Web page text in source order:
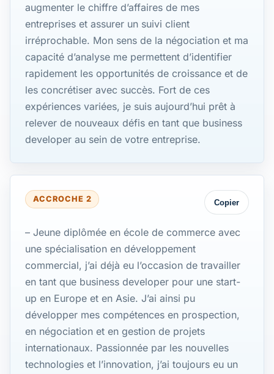
augmenter le chiffre d’affaires de mes
entreprises et assurer un suivi client
irréprochable. Mon sens de la négociation et ma
capacité d’analyse me permettent d’identifier
rapidement les opportunités de croissance et de
les concrétiser avec succès. Fort de ces
expériences variées, je suis aujourd’hui prêt à
relever de nouveaux défis en tant que business
developer au sein de votre entreprise.
ACCROCHE 2 Copier
– Jeune diplômée en école de commerce avec
une spécialisation en développement
commercial, j’ai déjà eu l’occasion de travailler
en tant que business developer pour une start-
up en Europe et en Asie. J’ai ainsi pu
développer mes compétences en prospection,
en négociation et en gestion de projets
internationaux. Passionnée par les nouvelles
technologies et l’innovation, j’ai toujours eu un